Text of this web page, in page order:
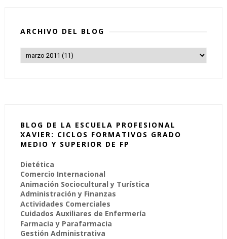
ARCHIVO DEL BLOG
BLOG DE LA ESCUELA PROFESIONAL
XAVIER: CICLOS FORMATIVOS GRADO
MEDIO Y SUPERIOR DE FP
Dietética
Comercio Internacional
Animación Sociocultural y Turística
Administración y Finanzas
Actividades Comerciales
Cuidados Auxiliares de Enfermería
Farmacia y Parafarmacia
Gestión Administrativa